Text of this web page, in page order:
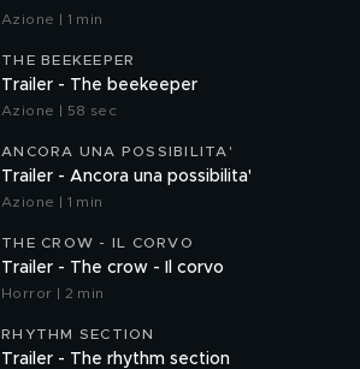
Azione | 1 min
THE BEEKEEPER
Trailer - The beekeeper
Azione | 58 sec
ANCORA UNA POSSIBILITA'
Trailer - Ancora una possibilita'
Azione | 1 min
THE CROW - IL CORVO
Trailer - The crow - Il corvo
Horror | 2 min
RHYTHM SECTION
Trailer - The rhythm section